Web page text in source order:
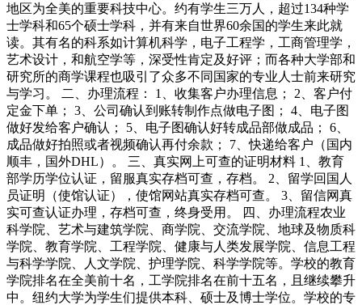
地区为全美的重要科技中心。约有学生三万人，超过134种学
士学科和65个硕士学科，并有来自世界60余国的学生来此就
读。其有名的科系如计算机科学，电子工程学，工商管理学，
艺术设计，和航空学等，深受性肯定及好评；而各种大学部和
研究所的商学课程也吸引了众多不同国家的专业人士前来研究
与学习。 二、办理流程： 1、收集客户办理信息； 2、客户付
定金下单； 3、公司确认到账转制作点做电子图； 4、电子图
做好发给客户确认； 5、电子图确认好转成品部做成品； 6、
成品做好拍照或者视频确认再付余款； 7、快递给客户（国内
顺丰，国外DHL）。 三、真实网上可查的证明材料 1、教育
部学历学位认证，留服真实存档可查，存档。 2、留学回国人
员证明（使馆认证），使馆网站真实存档可查。 3、留信网真
实可查认证办理，存档可查，终身受用。 四、办理流程农业
科学院、艺术与建筑学院、商学院、交流学院、地球及物质科
学院、教育学院、工程学院、健康与人类发展学院、信息工程
与科学学院、人文学院、护理学院、科学学院等。学校的教育
学院排名在全美前十名，工学院排名在前十五名，且继续攀升
中。纽约大学为学生们提供本科、硕士及博士学位。学校的专